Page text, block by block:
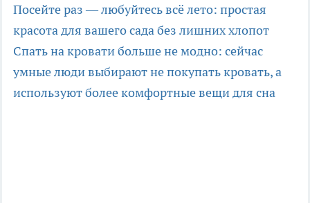
Посейте раз — любуйтесь всё лето: простая
красота для вашего сада без лишних хлопот
Спать на кровати больше не модно: сейчас
умные люди выбирают не покупать кровать, а
используют более комфортные вещи для сна